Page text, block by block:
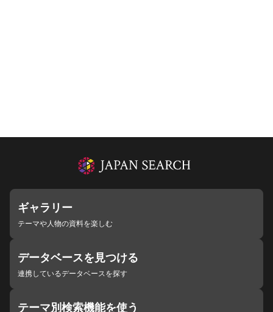
ギャラリー
テーマや人物の資料を楽しむ
データベースを見つける
連携しているデータベースを探す
テーマ別検索機能を使う